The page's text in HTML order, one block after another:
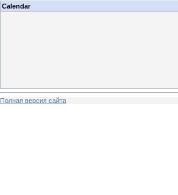
Calendar
Полная версия сайта